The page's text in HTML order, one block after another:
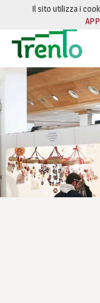
Salta al contenuto
Il sito utilizza i